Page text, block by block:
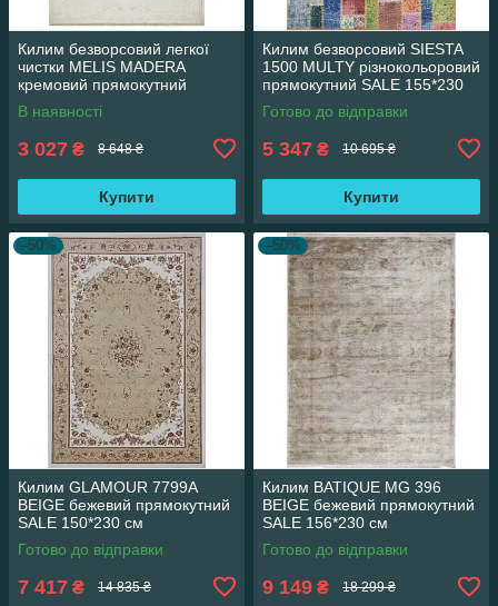
Килим безворсовий легкої
чистки MELIS MADERA
кремовий прямокутний
160*230 см
В наявності
3 027 ₴ 8 648 ₴
Купити
Килим безворсовий SIESTA
1500 MULTY різнокольоровий
прямокутний SALE 155*230
см
Готово до відправки
5 347 ₴ 10 695 ₴
Купити
–50%
Килим GLAMOUR 7799A
BEIGE бежевий прямокутний
SALE 150*230 см
Готово до відправки
7 417 ₴ 14 835 ₴
–50%
Килим BATIQUE MG 396
BEIGE бежевий прямокутний
SALE 156*230 см
Готово до відправки
9 149 ₴ 18 299 ₴